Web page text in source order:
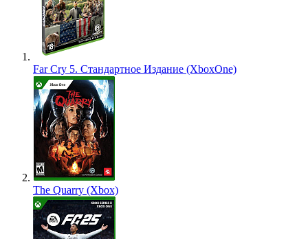
Far Cry 5. Стандартное Издание (XboxOne)
The Quarry (Xbox)